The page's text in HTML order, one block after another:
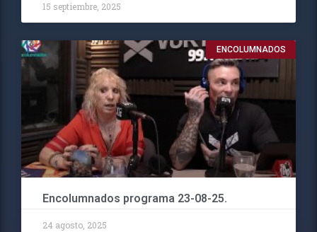
15 septiembre, 2025
ENCOLUMNADOS
Encolumnados programa 23-08-25.
24 agosto, 2025